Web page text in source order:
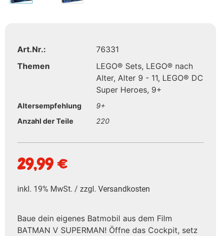
Art.Nr.:
76331
Themen
LEGO® Sets, LEGO® nach
Alter, Alter 9 - 11, LEGO® DC
Super Heroes, 9+
Altersempfehlung
9+
Anzahl der Teile
220
29,99€
inkl. 19% MwSt. / zzgl. Versandkosten
Baue dein eigenes Batmobil aus dem Film
BATMAN V SUPERMAN! Öffne das Cockpit, setz